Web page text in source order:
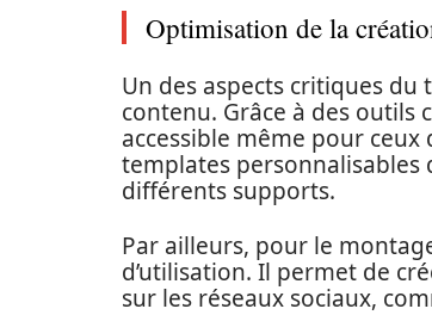
Optimisation de la
Un des aspects critiques
contenu. Grâce à des outils
accessible même pour
templates
différents supports.
Par ailleurs, pour le
d’utilisation. Il permet de
sur les réseaux sociaux,